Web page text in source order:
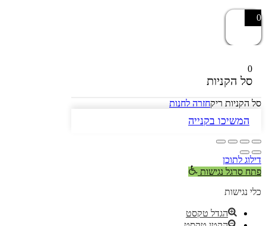
0
0
סל הקניות
סל הקניות ריקחזרה לחנות
המשיכו בקנייה
דילוג לתוכן
פתח סרגל נגישות
כלי נגישות
הגדל טקסט